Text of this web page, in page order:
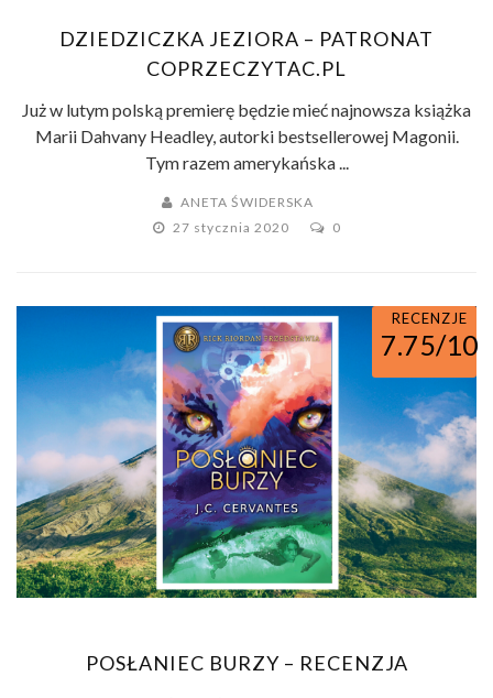
DZIEDZICZKA JEZIORA – PATRONAT
COPRZECZYTAC.PL
Już w lutym polską premierę będzie mieć najnowsza książka
Marii Dahvany Headley, autorki bestsellerowej Magonii.
Tym razem amerykańska ...
ANETA ŚWIDERSKA
27 stycznia 2020
0
RECENZJE
7.75/10
POSŁANIEC BURZY – RECENZJA